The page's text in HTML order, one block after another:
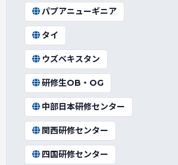
パプアニューギニア
タイ
ウズベキスタン
研修生OB・OG
中部日本研修センター
関西研修センター
四国研修センター